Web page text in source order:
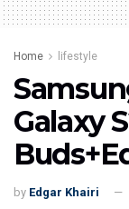
Home lifestyle
Galaxy
by Edgar Khairi